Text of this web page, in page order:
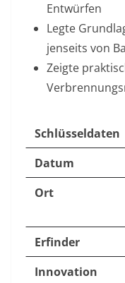
Entwürfen
Legte
jenseits von
Zeigte
Schlüsseldaten
Datum
Ort
Erfinder
Innovation